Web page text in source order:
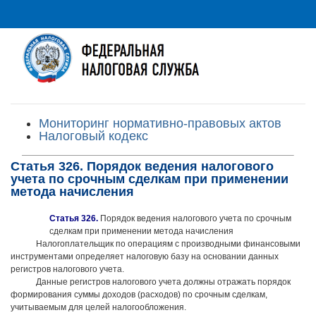
Мониторинг нормативно-правовых актов
Налоговый кодекс
Статья 326. Порядок ведения налогового
учета по срочным сделкам при применении
метода начисления
Статья 326. Порядок ведения налогового учета по срочным
сделкам при применении метода начисления
Налогоплательщик по операциям с производными финансовыми
инструментами определяет налоговую базу на основании данных
регистров налогового учета.
Данные регистров налогового учета должны отражать порядок
формирования суммы доходов (расходов) по срочным сделкам,
учитываемым для целей налогообложения.